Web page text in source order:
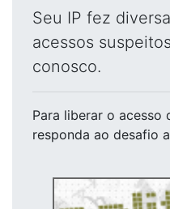
Seu IP fez
acessos
conosco.
Para liberar o acesso
responda ao desafio